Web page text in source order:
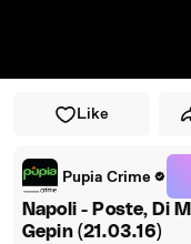
Like
Pupia Crime
Napoli - Poste, Di
Gepin (21.03.16)